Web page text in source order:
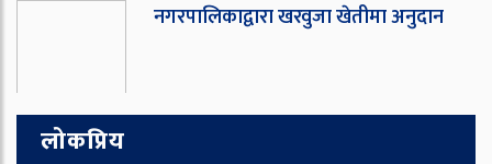
नगरपालिकाद्वारा खरवुजा खेतीमा अनुदान
लोकप्रिय